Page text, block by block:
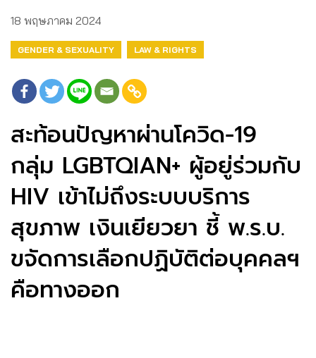
18 พฤษภาคม 2024
GENDER & SEXUALITY LAW & RIGHTS
สะท้อนปัญหาผ่านโควิด-19
กลุ่ม LGBTQIAN+ ผู้อยู่ร่วมกับ
HIV เข้าไม่ถึงระบบบริการ
สุขภาพ เงินเยียวยา ชี้ พ.ร.บ.
ขจัดการเลือกปฏิบัติต่อบุคคลฯ
คือทางออก